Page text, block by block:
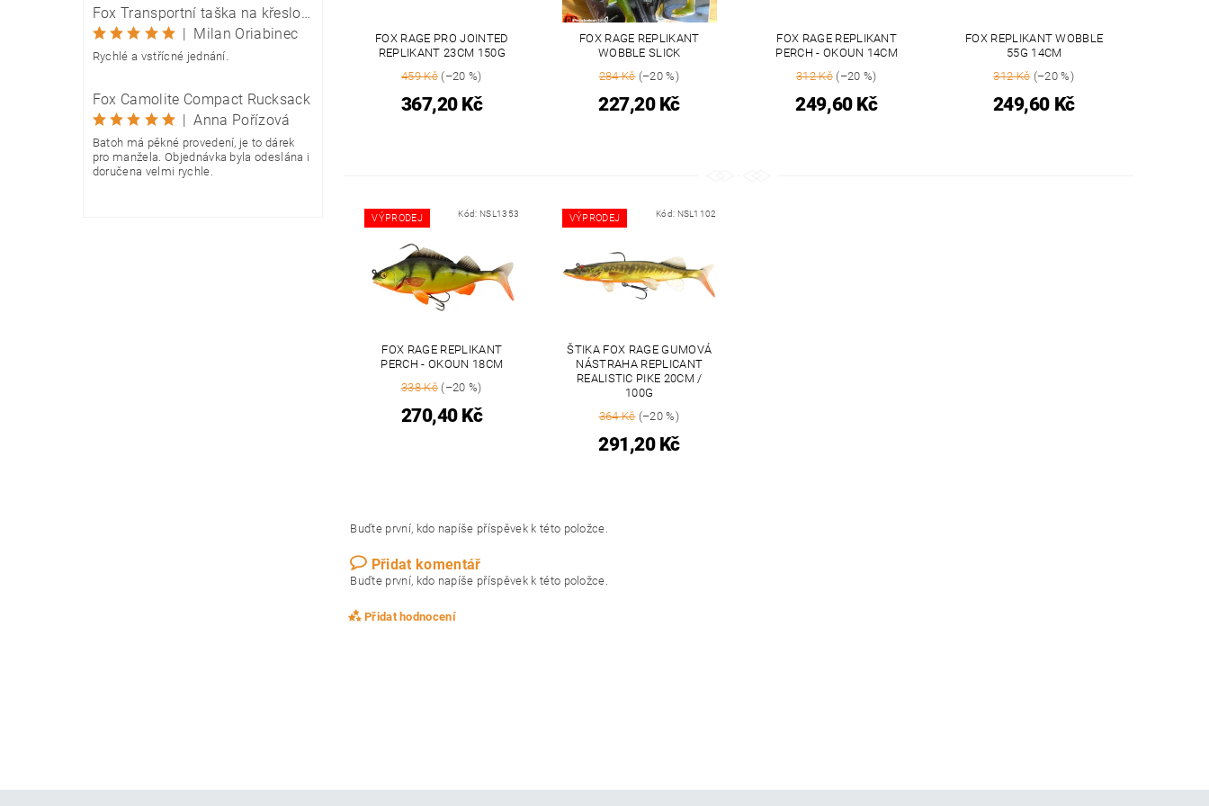
Fox Transportní taška na křeslo Camolite Chair Bag
| Milan Oriabinec
Rychlé a vstřícné jednání.
Fox Camolite Compact Rucksack
| Anna Pořízová
Batoh má pěkné provedení, je to dárek
pro manžela. Objednávka byla odeslána i
doručena velmi rychle.
FOX RAGE PRO JOINTED
REPLIKANT 23CM 150G
459 Kč (–20 %)
367,20 Kč
FOX RAGE REPLIKANT
WOBBLE SLICK
284 Kč(–20 %)
227,20 Kč
FOX RAGE REPLIKANT
PERCH - OKOUN 14CM
312 Kč(–20 %)
249,60 Kč
FOX REPLIKANT WOBBLE
55G 14CM
312 Kč(–20 %)
249,60 Kč
VÝPRODEJ Kód: NSL1353
FOX RAGE REPLIKANT
PERCH - OKOUN 18CM
338 Kč (–20 %)
270,40 Kč
VÝPRODEJ Kód: NSL1102
ŠTIKA FOX RAGE GUMOVÁ
NÁSTRAHA REPLICANT
REALISTIC PIKE 20CM /
100G
364 Kč(–20 %)
291,20 Kč
Buďte první, kdo napíše příspěvek k této položce.
Přidat komentář
Buďte první, kdo napíše příspěvek k této položce.
Přidat hodnocení